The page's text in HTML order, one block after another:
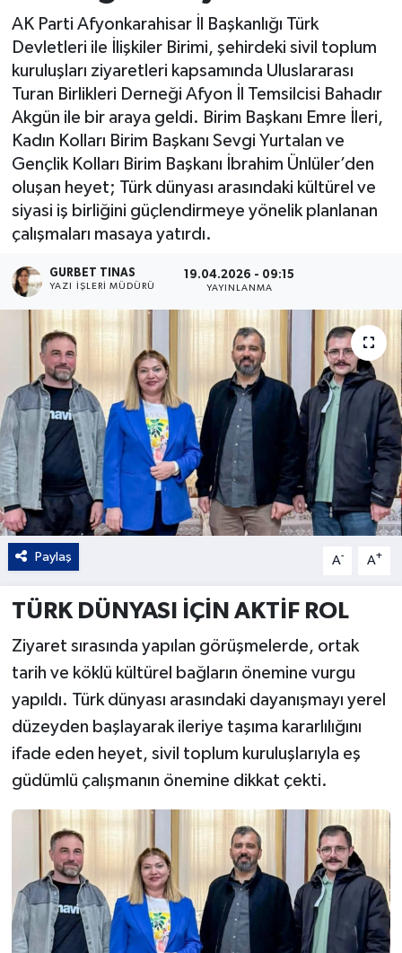
AK Parti Afyonkarahisar İl Başkanlığı Türk
Devletleri ile İlişkiler Birimi, şehirdeki sivil toplum
kuruluşları ziyaretleri kapsamında Uluslararası
Turan Birlikleri Derneği Afyon İl Temsilcisi Bahadır
Akgün ile bir araya geldi. Birim Başkanı Emre İleri,
Kadın Kolları Birim Başkanı Sevgi Yurtalan ve
Gençlik Kolları Birim Başkanı İbrahim Ünlüler’den
oluşan heyet; Türk dünyası arasındaki kültürel ve
siyasi iş birliğini güçlendirmeye yönelik planlanan
çalışmaları masaya yatırdı.
GURBET TINAS
YAZI İŞLERI MÜDÜRÜ
19.04.2026 - 09:15
YAYINLANMA
Paylaş A- A+
TÜRK DÜNYASI İÇİN AKTİF ROL
Ziyaret sırasında yapılan görüşmelerde, ortak
tarih ve köklü kültürel bağların önemine vurgu
yapıldı. Türk dünyası arasındaki dayanışmayı yerel
düzeyden başlayarak ileriye taşıma kararlılığını
ifade eden heyet, sivil toplum kuruluşlarıyla eş
güdümlü çalışmanın önemine dikkat çekti.
Kültür - Sanat
Yaşam